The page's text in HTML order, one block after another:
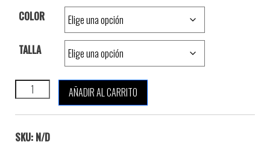
COLOR
TALLA
DYNAMIC NORD DG-351 cantidad
AÑADIR AL CARRITO
SKU: N/D